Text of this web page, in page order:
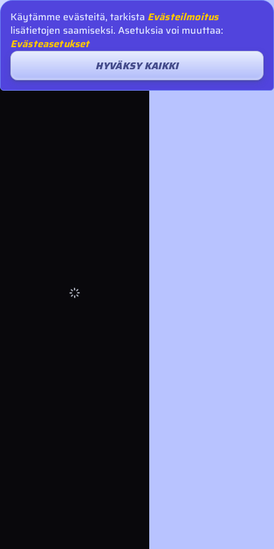
Käytämme evästeitä, tarkista Evästeilmoitus
lisätietojen saamiseksi. Asetuksia voi muuttaa:
Evästeasetukset
HYVÄKSY KAIKKI